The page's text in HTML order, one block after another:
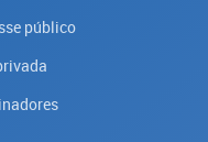
público